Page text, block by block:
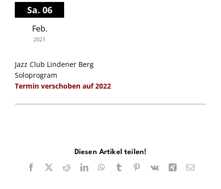
Sa. 06
Feb.
2021
Jazz Club Lindener Berg
Soloprogram
Termin verschoben auf 2022
Diesen Artikel teilen!
Facebook
X RedditLinkedInWhatsApp
TumblrPinterest
Vk Xing E-